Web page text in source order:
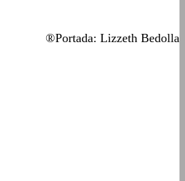
®Portada: Lizzeth Bedolla